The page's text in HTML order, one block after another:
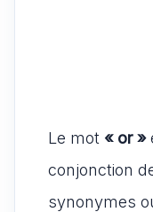
Le mot « or »
conjonction
synonymes